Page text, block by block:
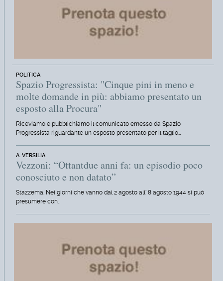
POLITICA
Spazio Progressista: "Cinque pini in meno e
molte domande in più: abbiamo presentato un
esposto alla Procura"
Riceviamo e pubblichiamo il comunicato emesso da Spazio
Progressista riguardante un esposto presentato per il taglio…
A. VERSILIA
Vezzoni: “Ottantdue anni fa: un episodio poco
conosciuto e non datato”
Stazzema. Nei giorni che vanno dal 2 agosto all' 8 agosto 1944 si può
presumere con…